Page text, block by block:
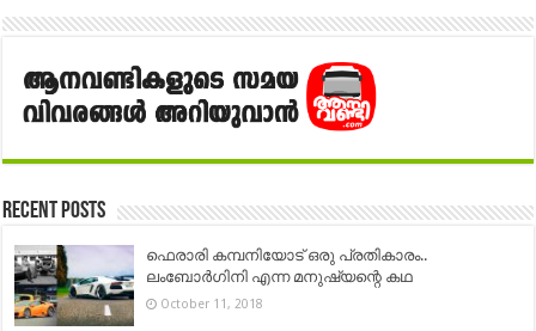
Recent Posts
ഫെരാരി കമ്പനിയോട് ഒരു പ്രതികാരം..
ലംബോർഗിനി എന്ന മനുഷ്യന്റെ കഥ
October 11, 2018